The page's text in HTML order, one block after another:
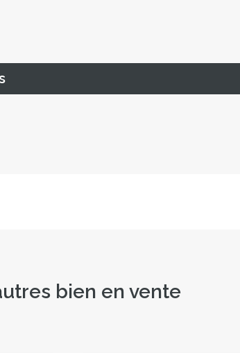
bien en vente